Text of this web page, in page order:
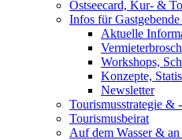
Ostseecard, Kur- &
Infos für
Aktuelle
Workshops,
Konzepte,
Newsletter
Tourismusstrategie &
Tourismusbeirat
Auf dem Wasser &